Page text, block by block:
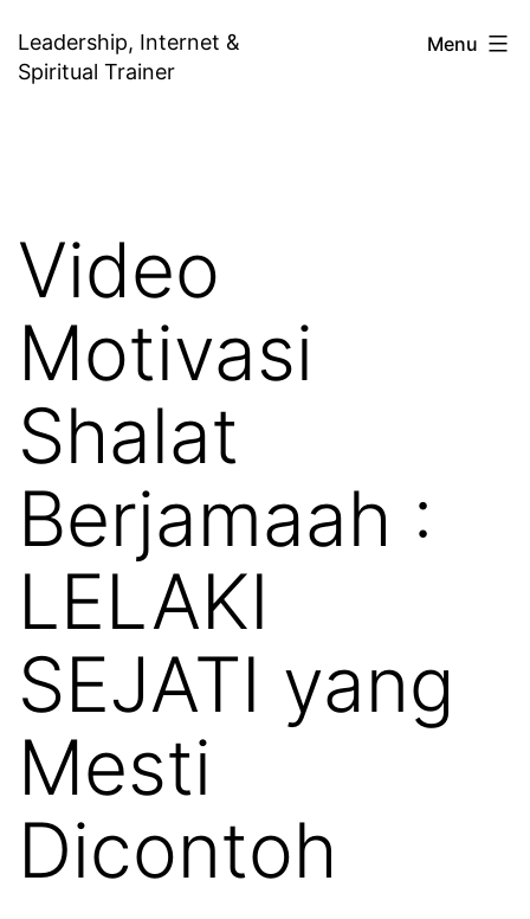
to
Leadership, Internet &
Spiritual Trainer
Menu
Video
Motivasi
Shalat
Berjamaah :
LELAKI
SEJATI yang
Mesti
Dicontoh